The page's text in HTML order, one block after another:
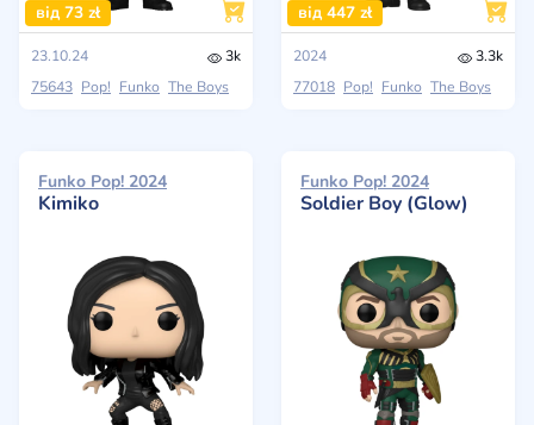
від 73 zł
23.10.24
3k
75643 Pop! Funko The Boys
від 447 zł
2024
3.3k
77018 Pop! Funko The Boys
Funko Pop! 2024
Kimiko
Funko Pop! 2024
Soldier Boy (Glow)